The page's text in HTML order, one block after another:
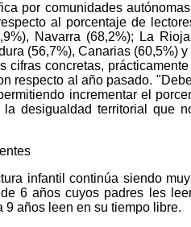
por comunidades
al porcentaje de
Navarra (68,2%); La
(56,7%), Canarias (60,5%)
cifras concretas,
respecto al año pasado.
incrementar el
desigualdad territorial que
infantil continúa siendo
6 años cuyos padres les
9 años leen en su tiempo libre.